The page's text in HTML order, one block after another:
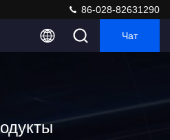
86-028-82631290
Чат